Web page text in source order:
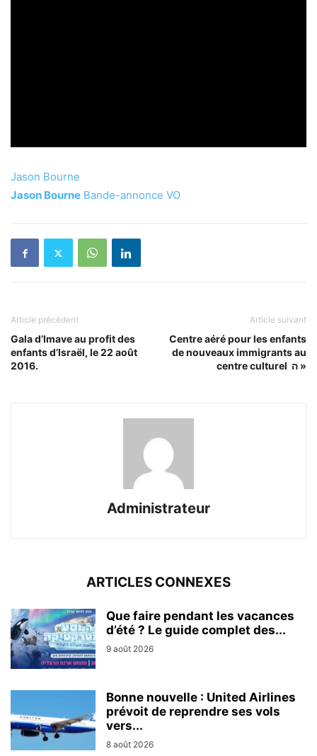
Jason Bourne
Jason Bourne Bande-annonce VO
Article précédent
Gala d’Imave au profit des
enfants d’Israël, le 22 août
2016.
Article suivant
Centre aéré pour les enfants
de nouveaux immigrants au
centre culturel ה »
Administrateur
ARTICLES CONNEXES
Que faire pendant les vacances
d’été ? Le guide complet des...
9 août 2026
Bonne nouvelle : United Airlines
prévoit de reprendre ses vols
vers...
8 août 2026